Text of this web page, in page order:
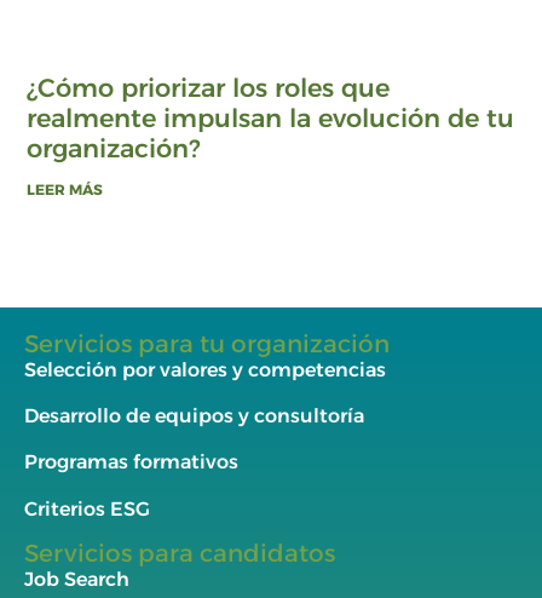
¿Cómo priorizar los roles que
realmente impulsan la evolución de tu
organización?
LEER MÁS
Servicios para tu organización
Selección por valores y competencias
Desarrollo de equipos y consultoría
Programas formativos
Criterios ESG
Servicios para candidatos
Job Search